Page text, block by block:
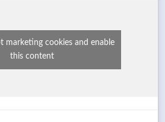
marketing cookies and enable
this content